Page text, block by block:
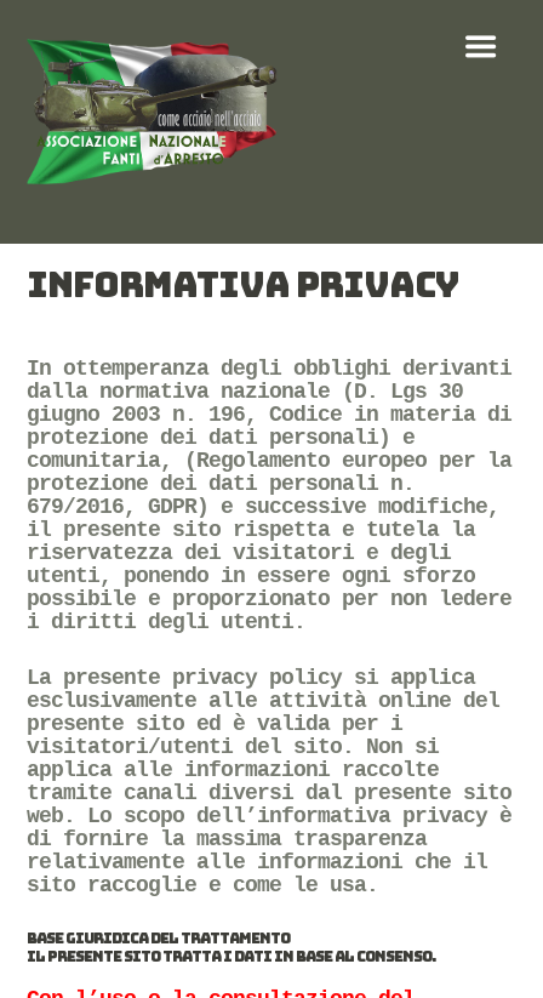
INFORMATIVA PRIVACY
In ottemperanza degli obblighi derivanti
dalla normativa nazionale (D. Lgs 30
giugno 2003 n. 196, Codice in materia di
protezione dei dati personali) e
comunitaria, (Regolamento europeo per la
protezione dei dati personali n.
679/2016, GDPR) e successive modifiche,
il presente sito rispetta e tutela la
riservatezza dei visitatori e degli
utenti, ponendo in essere ogni sforzo
possibile e proporzionato per non ledere
i diritti degli utenti.
La presente privacy policy si applica
esclusivamente alle attività online del
presente sito ed è valida per i
visitatori/utenti del sito. Non si
applica alle informazioni raccolte
tramite canali diversi dal presente sito
web. Lo scopo dell’informativa privacy è
di fornire la massima trasparenza
relativamente alle informazioni che il
sito raccoglie e come le usa.
BASE GIURIDICA DEL TRATTAMENTO
IL PRESENTE SITO TRATTA I DATI IN BASE AL CONSENSO.